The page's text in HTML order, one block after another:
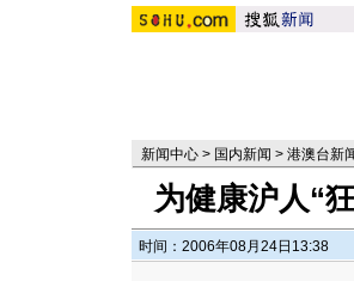
新闻中心 > 国内新闻 > 港澳台新
为健康沪人“
时间：2006年08月24日13:38